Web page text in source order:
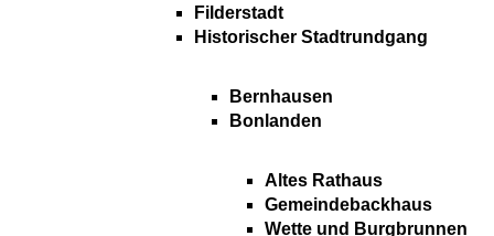
Filderstadt
Historischer Stadtrundgang
Bernhausen
Bonlanden
Altes Rathaus
Gemeindebackhaus
Wette und Burgbrunnen